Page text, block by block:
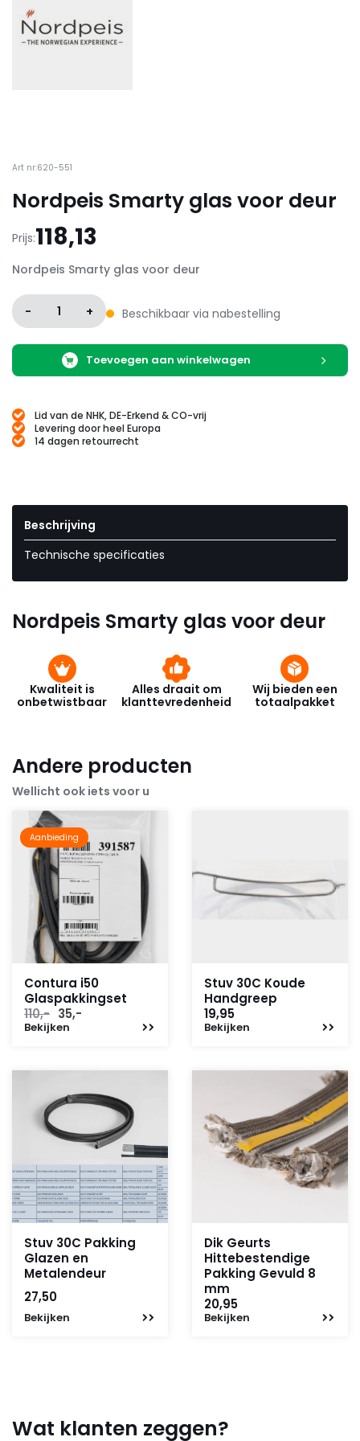
Art nr:620-551
Nordpeis Smarty glas voor deur
Prijs:118,13
Nordpeis Smarty glas voor deur
- 1 + Beschikbaar via nabestelling
Toevoegen aan winkelwagen
Lid van de NHK, DE-Erkend & CO-vrij
Levering door heel Europa
14 dagen retourrecht
Beschrijving
Technische specificaties
Nordpeis Smarty glas voor deur
Kwaliteit is
onbetwistbaar
Alles draait om
klanttevredenheid
Wij bieden een
totaalpakket
Andere producten
Wellicht ook iets voor u
Aanbieding
Contura i50
Glaspakkingset
110,- Oorspronkelijke
prijs
35,-
Bekijken
Stuv 30C Koude
Handgreep
19,95
Bekijken
Stuv 30C Pakking
Glazen en
Metalendeur
27,50
Bekijken
Dik Geurts
Hittebestendige
Pakking Gevuld 8
mm
20,95
Bekijken
Wat klanten zeggen?